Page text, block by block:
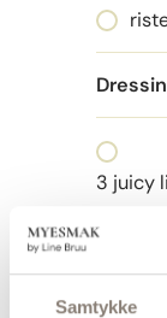
Samtykke
3 juicy
er
2